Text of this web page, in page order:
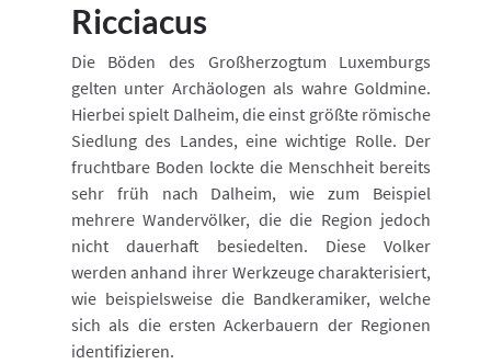
Ricciacus
Die Böden des Großherzogtum Luxemburgs
gelten unter Archäologen als wahre Goldmine.
Hierbei spielt Dalheim, die einst größte römische
Siedlung des Landes, eine wichtige Rolle. Der
fruchtbare Boden lockte die Menschheit bereits
sehr früh nach Dalheim, wie zum Beispiel
mehrere Wandervölker, die die Region jedoch
nicht dauerhaft besiedelten. Diese Volker
werden anhand ihrer Werkzeuge charakterisiert,
wie beispielsweise die Bandkeramiker, welche
sich als die ersten Ackerbauern der Regionen
identifizieren.